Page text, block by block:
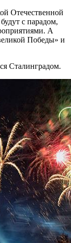
Отечественной
с парадом,
А
Победы» и
Сталинградом.